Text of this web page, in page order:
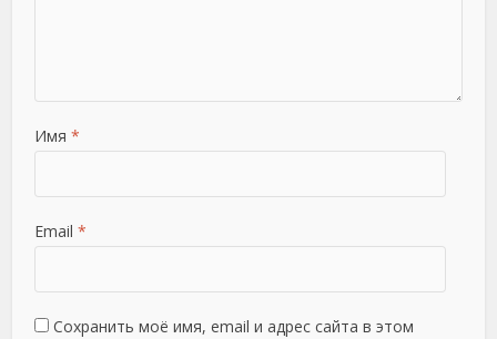
Имя *
Email *
Сохранить моё имя, email и адрес сайта в этом